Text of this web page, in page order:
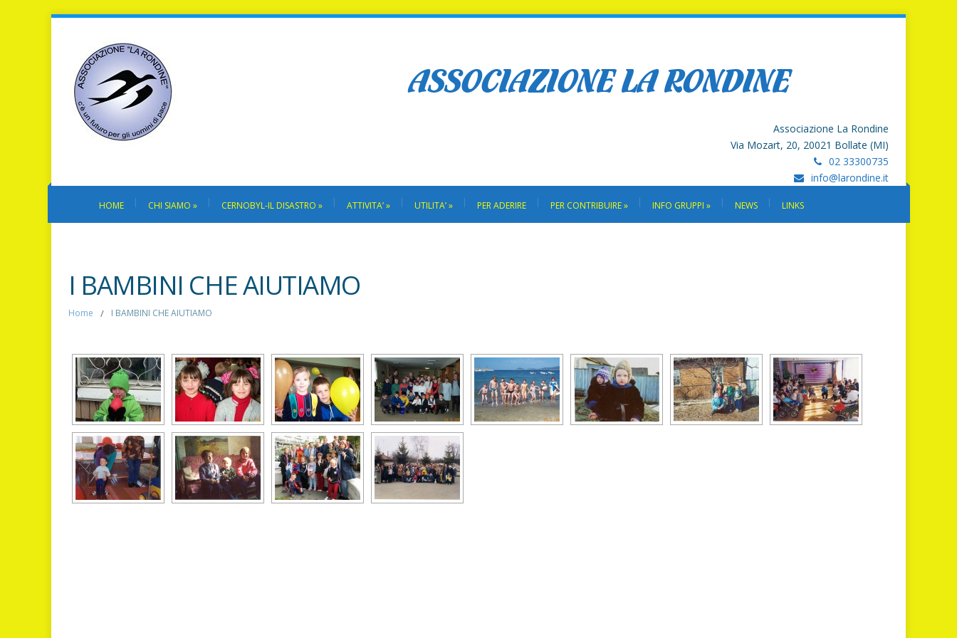
ASSOCIAZIONE LA RONDINE
Associazione La Rondine
Via Mozart, 20, 20021 Bollate (MI)
02 33300735
info@larondine.it
HOME CHI SIAMO » CERNOBYL-IL DISASTRO » ATTIVITA’» UTILITA’» PER ADERIRE PER CONTRIBUIRE» INFO GRUPPI » NEWS LINKS
I BAMBINI CHE AIUTIAMO
Home / I BAMBINI CHE AIUTIAMO